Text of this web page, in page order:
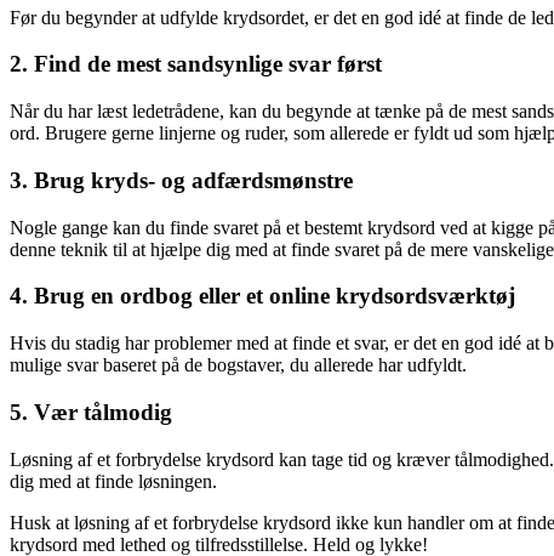
Før du begynder at udfylde krydsordet, er det en god idé at finde de
2. Find de mest sandsynlige svar først
Når du har læst ledetrådene, kan du begynde at tænke på de mest
ord. Brugere gerne linjerne og ruder, som allerede er fyldt ud som
3. Brug kryds- og adfærdsmønstre
Nogle gange kan du finde svaret på et bestemt krydsord ved at
denne teknik til at hjælpe dig med at finde svaret på de mere
4. Brug en ordbog eller et online krydsordsværktøj
Hvis du stadig har problemer med at finde et svar, er det en god idé
mulige svar baseret på de bogstaver, du allerede har udfyldt.
5. Vær tålmodig
Løsning af et forbrydelse krydsord kan tage tid og kræver
dig med at finde løsningen.
Husk at løsning af et forbrydelse krydsord ikke kun handler om at
krydsord med lethed og tilfredsstillelse. Held og lykke!